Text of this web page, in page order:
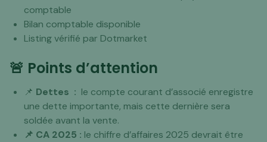
comptable
Bilan comptable disponible
Listing vérifié par Dotmarket
🚨 Points d’attention
📌 Dettes : le compte courant d’associé enregistre
une dette importante, mais cette dernière sera
soldée avant la vente.
📌 CA 2025 : le chiffre d’affaires 2025 devrait être